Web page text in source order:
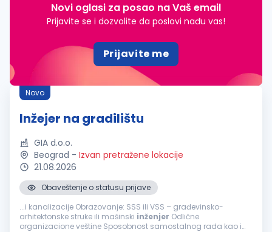
Novi oglasi za posao na Vaš email
Prijavite se i dozvolite da poslovi nađu vas!
Prijavite me
Novo
Inžejer na gradilištu
GIA d.o.o.
Beograd - Izvan pretražene lokacije
21.08.2026
Obaveštenje o statusu prijave
...i kanalizacije Obrazovanje: SSS ili VSS – građevinsko-
arhitektonske struke ili mašinski inženjer Odlične
organizacione veštine Sposobnost samostalnog rada kao i